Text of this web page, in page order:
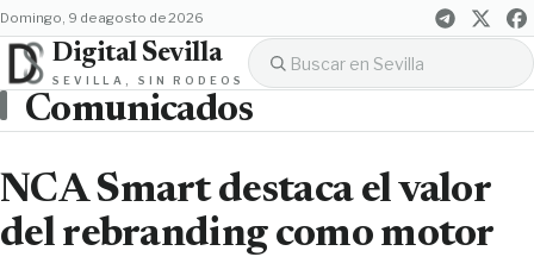
domingo, 9 de agosto de 2026
Digital Sevilla
SEVILLA, SIN RODEOS
Comunicados
NCA Smart destaca el valor
del rebranding como motor